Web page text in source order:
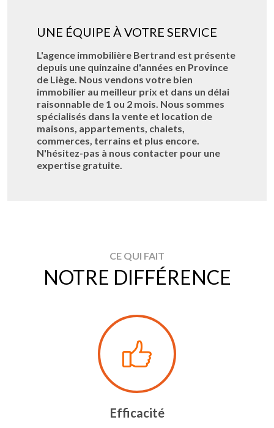
UNE ÉQUIPE À VOTRE SERVICE
L'agence immobilière Bertrand est présente
depuis une quinzaine d'années en Province
de Liège. Nous vendons votre bien
immobilier au meilleur prix et dans un délai
raisonnable de 1 ou 2 mois. Nous sommes
spécialisés dans la vente et location de
maisons, appartements, chalets,
commerces, terrains et plus encore.
N'hésitez-pas à nous contacter pour une
expertise gratuite.
CE QUI FAIT
NOTRE DIFFÉRENCE
Efficacité